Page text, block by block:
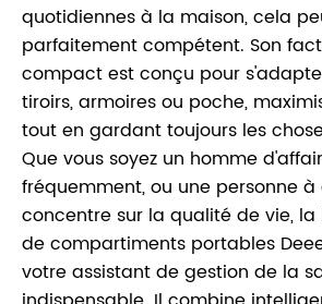
quotidiennes à la maison, cela
parfaitement compétent. Son
compact est conçu pour
tiroirs, armoires ou poche,
tout en gardant toujours les
Que vous soyez un homme
fréquemment, ou une personne
concentre sur la qualité de vie,
de compartiments portables
votre assistant de gestion de la